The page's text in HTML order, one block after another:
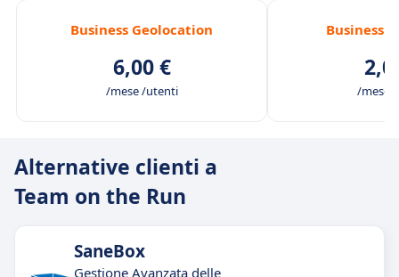
Business Geolocation
6,00 €
/mese /utenti
Business
/mese
Alternative clienti a
Team on the Run
SaneBox
Gestione Avanzata delle